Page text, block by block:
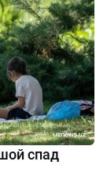
спад